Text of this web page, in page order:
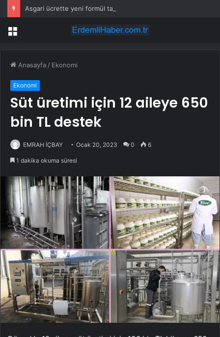
Menü
Anasayfa / Ekonomi
Ekonomi
Süt üretimi için 12 aileye 650
bin TL destek
EMRAH İÇBAY Ocak 20, 2023 0 6
1 dakika okuma süresi